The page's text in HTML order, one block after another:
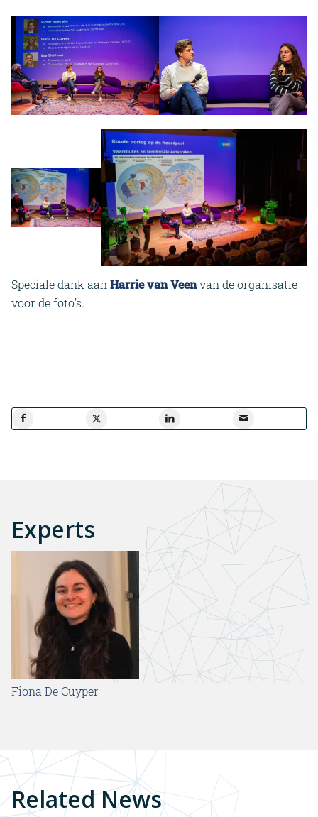
Speciale dank aanHarrie van Veenvan de organisatie
voor de foto’s.
Experts
Fiona De Cuyper
Related News